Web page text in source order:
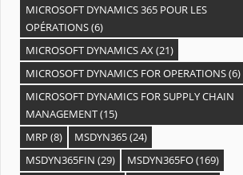
MICROSOFT DYNAMICS 365 POUR LES
OPÉRATIONS(6)
MICROSOFT DYNAMICS AX(21)
MICROSOFT DYNAMICS FOR OPERATIONS(6)
MICROSOFT DYNAMICS FOR SUPPLY CHAIN
MANAGEMENT(15)
MRP (8) MSDYN365(24)
MSDYN365FIN (29) MSDYN365FO(169)